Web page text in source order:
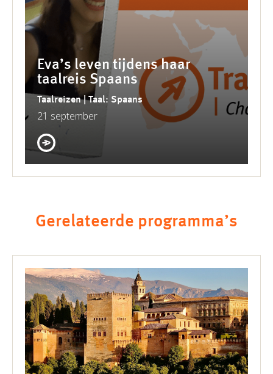
Eva’s leven tijdens haar
taalreis Spaans
Taalreizen | Taal: Spaans
21 september
Gerelateerde programma’s